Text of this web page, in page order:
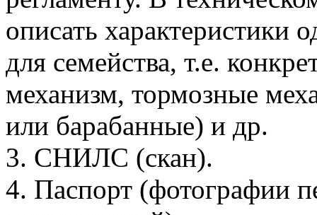
описать характеристики
для семейства, т.е.
механизм, тормозные
или барабанные) и др.
3. СНИЛС (скан).
4. Паспорт (фотографии